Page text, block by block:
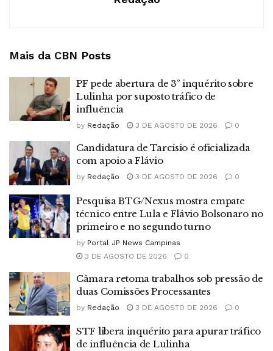
Mais da CBN Posts
PF pede abertura de 3º inquérito sobre
Lulinha por suposto tráfico de
influência
by Redação 3 DE AGOSTO DE 2026 0
Candidatura de Tarcísio é oficializada
com apoio a Flávio
by Redação 3 DE AGOSTO DE 2026 0
Pesquisa BTG/Nexus mostra empate
técnico entre Lula e Flávio Bolsonaro no
primeiro e no segundo turno
by Portal JP News Campinas
3 DE AGOSTO DE 2026
0
Câmara retoma trabalhos sob pressão de
duas Comissões Processantes
by Redação 3 DE AGOSTO DE 2026 0
STF libera inquérito para apurar tráfico
de influência de Lulinha